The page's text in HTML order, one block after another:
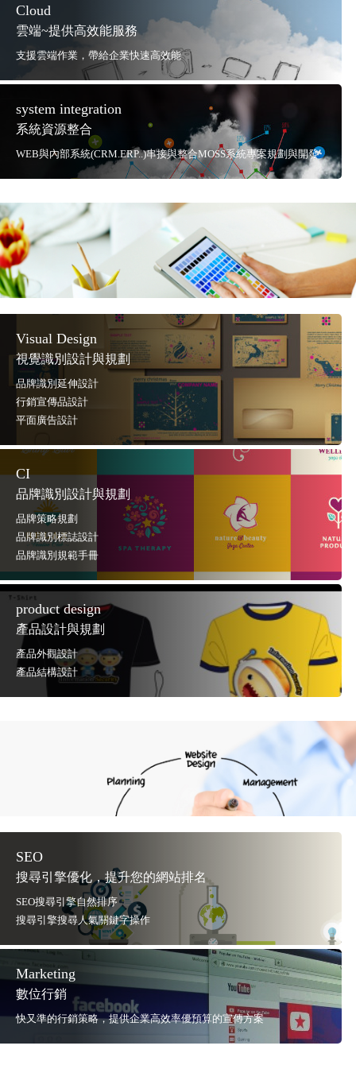
Cloud
雲端~提供高效能服務
支援雲端作業，帶給企業快速高效能
system integration
系統資源整合
WEB與內部系統(CRM.ERP..)串接與整合MOSS系統專案規劃與開發
Visual Design
視覺識別設計與規劃
品牌識別延伸設計
行銷宣傳品設計
平面廣告設計
CI
品牌識別設計與規劃
品牌策略規劃
品牌識別標誌設計
品牌識別規範手冊
product design
產品設計與規劃
產品外觀設計
產品結構設計
SEO
搜尋引擎優化，提升您的網站排名
SEO搜尋引擎自然排序
搜尋引擎搜尋人氣關鍵字操作
Marketing
數位行銷
快又準的行銷策略，提供企業高效率優預算的宣傳方案